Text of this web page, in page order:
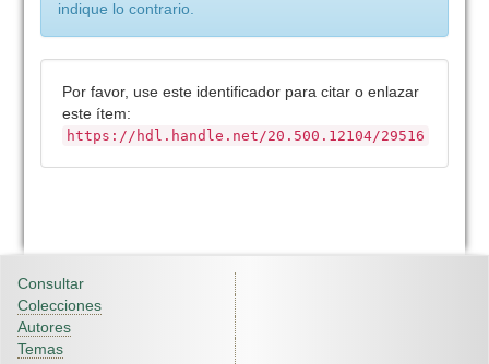
indique lo contrario.
Por favor, use este identificador para citar o enlazar
este ítem:
https://hdl.handle.net/20.500.12104/29516
Consultar
Colecciones
Autores
Temas